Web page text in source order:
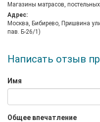
Магазины матрасов,
Адрес:
Москва, Бибирево, Пришвина
пав. Б-26/1)
Написать отзыв
Имя
Общее впечатление